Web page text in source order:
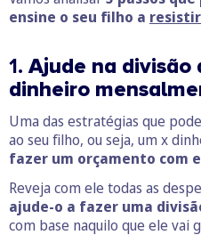
ensine o seu filho a
1. Ajude na divisão
dinheiro
Uma das estratégias que
ao seu filho, ou seja, um x
fazer um orçamento com
Reveja com ele todas as
ajude-o a fazer uma
com base naquilo que ele vai